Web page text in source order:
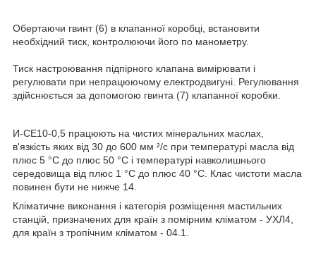
Обертаючи гвинт (6) в клапанної коробці, встановити
необхідний тиск, контролюючи його по манометру.
Тиск настроювання підпірного клапана вимірювати і
регулювати при непрацюючому електродвигуні. Регулювання
здійснюється за допомогою гвинта (7) клапанної коробки.
И-СЕ10-0,5 працюють на чистих мінеральних маслах,
в'язкість яких від 30 до 600 мм ²/с при температурі масла від
плюс 5 °С до плюс 50 °С і температурі навколишнього
середовища від плюс 1 °С до плюс 40 °С. Клас чистоти масла
повинен бути не нижче 14.
Кліматичне виконання і категорія розміщення мастильних
станцій, призначених для країн з помірним кліматом - УХЛ4,
для країн з тропічним кліматом - 04.1.